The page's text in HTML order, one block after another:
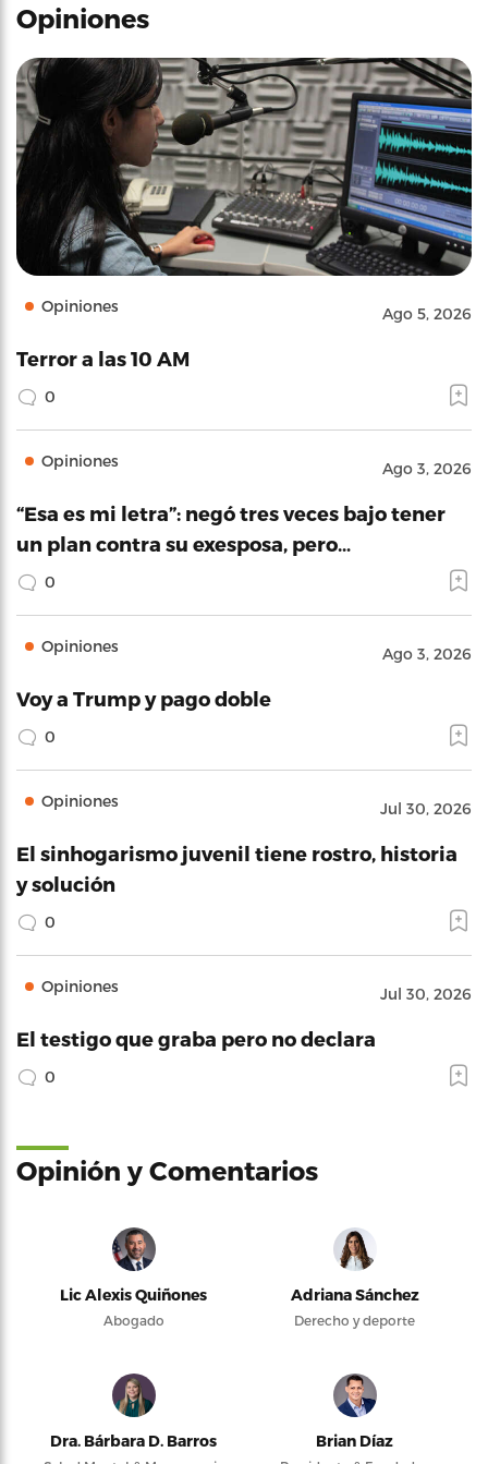
Opiniones
Opiniones Ago 5, 2026
Terror a las 10 AM
0
Opiniones Ago 3, 2026
“Esa es mi letra”: negó tres veces bajo tener
un plan contra su exesposa, pero…
0
Opiniones Ago 3, 2026
Voy a Trump y pago doble
0
Opiniones Jul 30, 2026
El sinhogarismo juvenil tiene rostro, historia
y solución
0
Opiniones Jul 30, 2026
El testigo que graba pero no declara
0
Opinión y Comentarios
Lic Alexis Quiñones
Abogado
Adriana Sánchez
Derecho y deporte
Dra. Bárbara D. Barros Brian Díaz